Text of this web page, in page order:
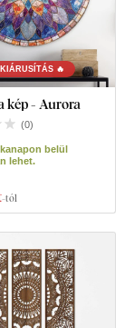
KIÁRUSÍTÁS 🔥
kép - Aurora
(0)
belül
lehet.
-tól